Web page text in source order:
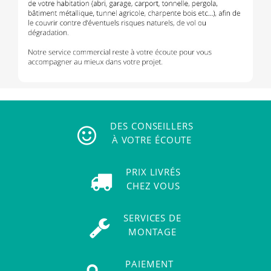
DES CONSEILLERS
À VOTRE ÉCOUTE
PRIX LIVRÉS
CHEZ VOUS
SERVICES DE
MONTAGE
PAIEMENT